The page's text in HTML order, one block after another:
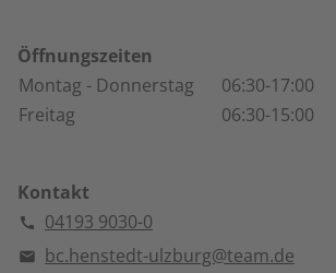
powered by
Management Platform
Öffnungszeiten
Montag - Donnerstag
06:30-17:00
Freitag
06:30-15:00
Kontakt
04193 9030-0
bc.henstedt-ulzburg@team.de